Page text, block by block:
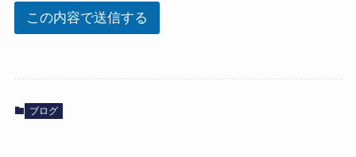
この内容で送信する
ブログ